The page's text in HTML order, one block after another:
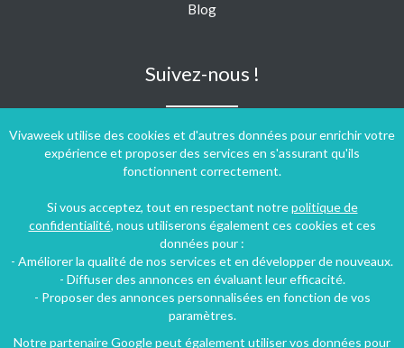
Vivaweek utilise des cookies et d'autres données pour enrichir votre
expérience et proposer des services en s'assurant qu'ils
fonctionnent correctement.
Si vous acceptez, tout en respectant notrepolitique de
confidentialité, nous utiliserons également ces cookies et ces
données pour :
- Améliorer la qualité de nos services et en développer de nouveaux.
- Diffuser des annonces en évaluant leur efficacité.
- Proposer des annonces personnalisées en fonction de vos
paramètres.
Notre partenaire Google peut également utiliser vos données pour
Blog
Suivez-nous !